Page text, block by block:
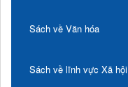
Sách về Văn hóa
Sách về lĩnh vực Xã hội